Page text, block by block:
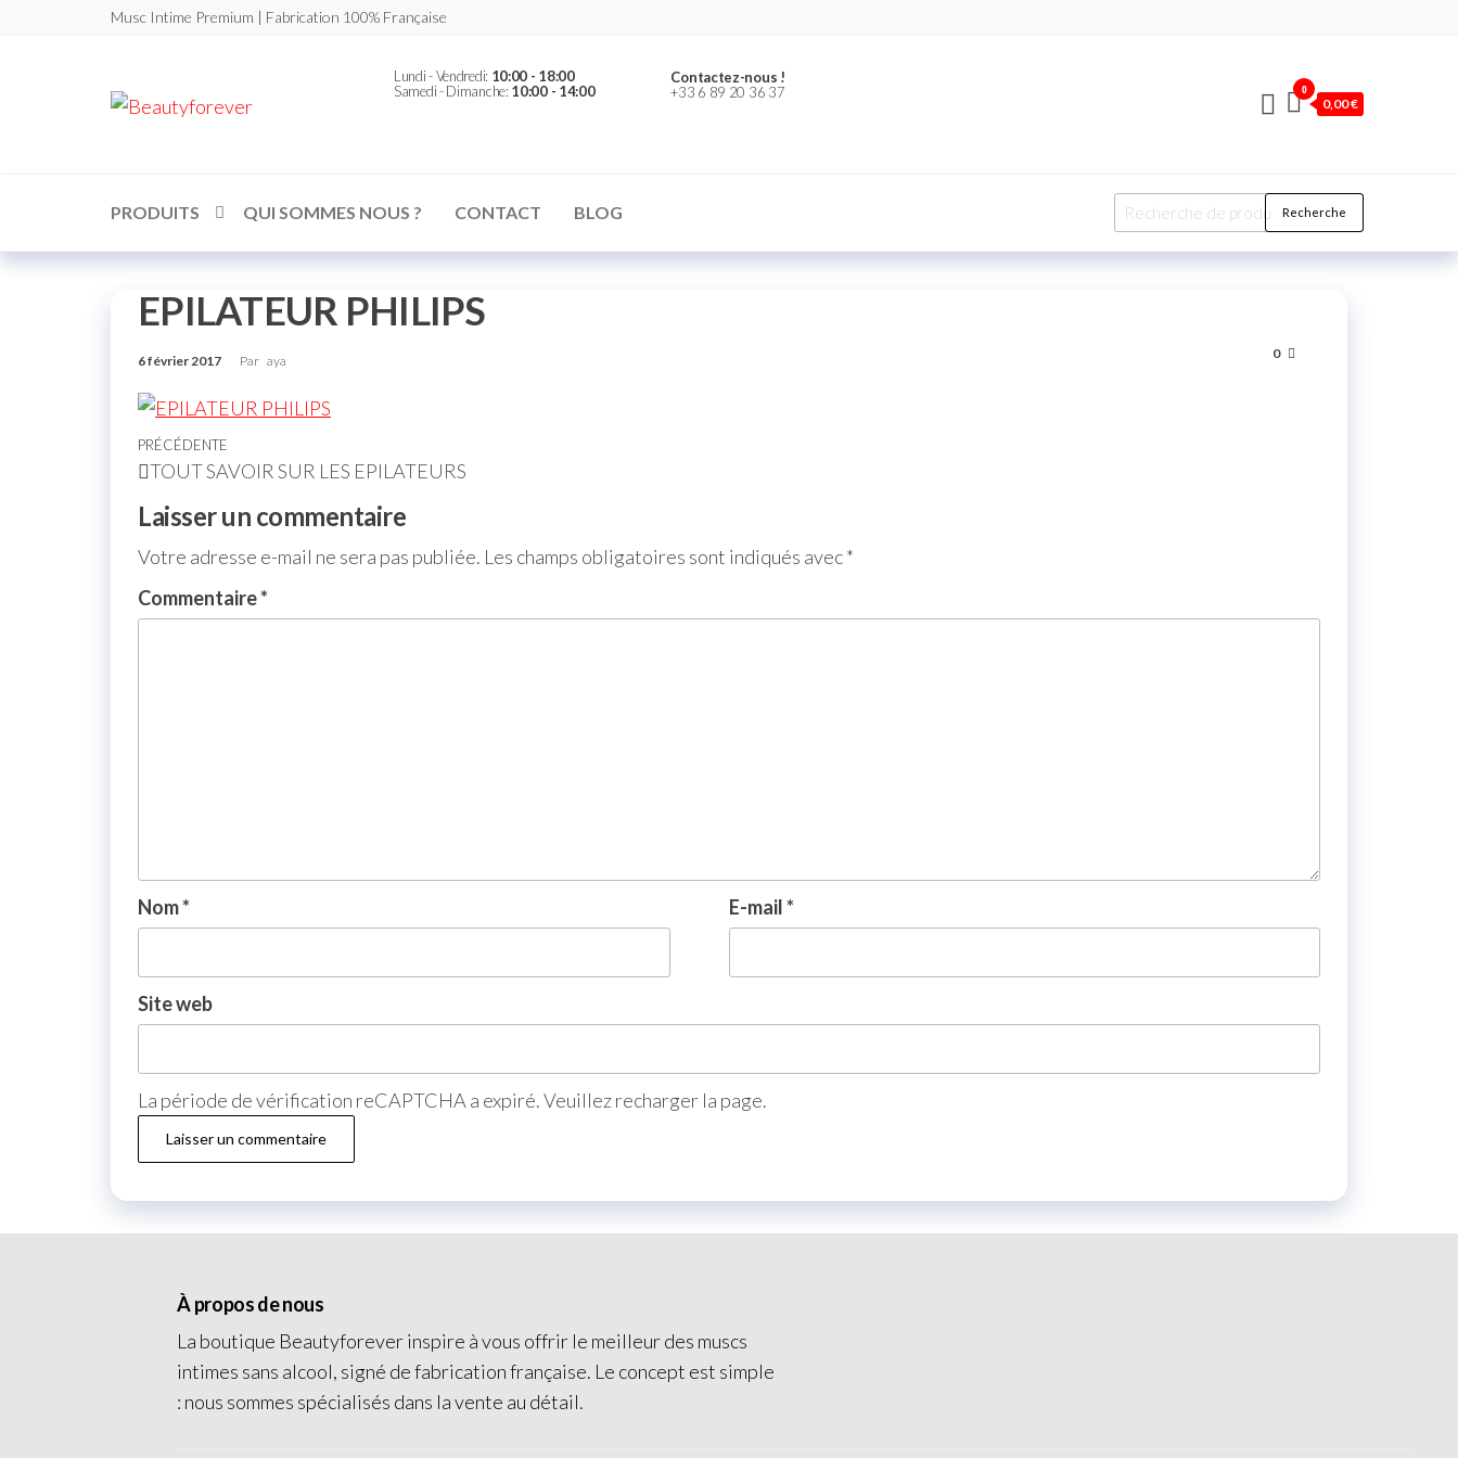
Musc Intime Premium | Fabrication 100% Française
Beautyforever
Lundi - Vendredi: 10:00 - 18:00
Samedi - Dimanche: 10:00 - 14:00
Contactez-nous !
+33 6 89 20 36 37
0
0,00 €
PRODUITS QUI SOMMES NOUS ? CONTACT BLOG Recherche
EPILATEUR PHILIPS
6 février 2017 Par aya 0
PRÉCÉDENTE
TOUT SAVOIR SUR LES EPILATEURS
Laisser un commentaire
Votre adresse e-mail ne sera pas publiée. Les champs obligatoires sont indiqués avec*
Commentaire*
Nom* E-mail*
Site web
La période de vérification reCAPTCHA a expiré. Veuillez recharger la page.
À propos de nous
La boutique Beautyforever inspire à vous offrir le meilleur des muscs
intimes sans alcool, signé de fabrication française. Le concept est simple
: nous sommes spécialisés dans la vente au détail.